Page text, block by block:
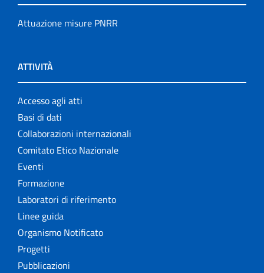
Attuazione misure PNRR
ATTIVITÀ
Accesso agli atti
Basi di dati
Collaborazioni internazionali
Comitato Etico Nazionale
Eventi
Formazione
Laboratori di riferimento
Linee guida
Organismo Notificato
Progetti
Pubblicazioni